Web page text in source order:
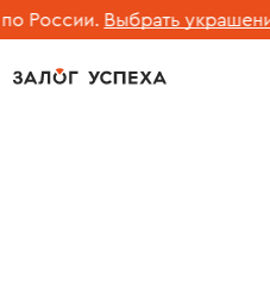
России. Выбрать украшение